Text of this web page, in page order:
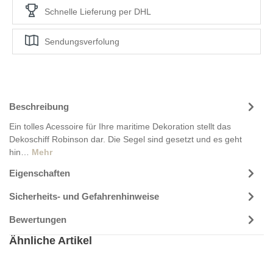
Schnelle Lieferung per DHL
Sendungsverfolung
Beschreibung
Ein tolles Acessoire für Ihre maritime Dekoration stellt das
Dekoschiff Robinson dar. Die Segel sind gesetzt und es geht
hin… Mehr
Eigenschaften
Sicherheits- und Gefahrenhinweise
Bewertungen
Ähnliche Artikel